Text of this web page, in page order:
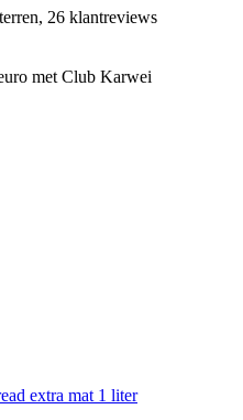
26 klantreviews
met Club Karwei
extra mat 1 liter